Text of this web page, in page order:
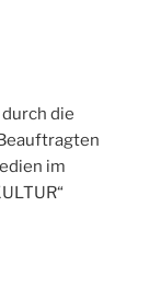
die
im